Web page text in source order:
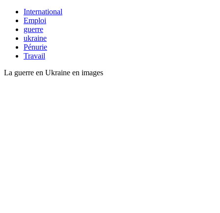
International
Emploi
guerre
ukraine
Pénurie
Travail
La guerre en Ukraine en images